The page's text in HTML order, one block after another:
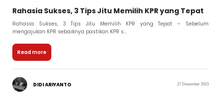
Rahasia Sukses, 3 Tips Jitu Memilih KPR yang Tepat
Rahasia Sukses, 3 Tips Jitu Memilih KPR yang Tepat – Sebelum
mengajukan KPR sebaiknya pastikan KPR s...
Read more
DIDI ARIYANTO 27 Desember 2023